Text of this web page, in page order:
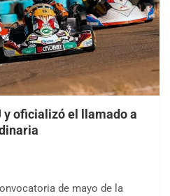
y oficializó el llamado a
de mayo de la